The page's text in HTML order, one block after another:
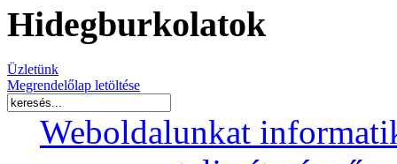
Hidegburkolatok
Üzletünk
Megrendelőlap letöltése
Weboldalunkat